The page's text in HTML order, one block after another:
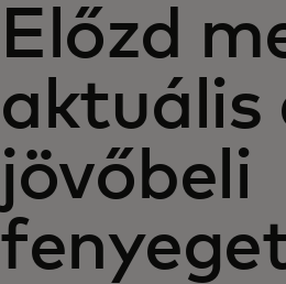
Előzd
aktuális
jövőbeli